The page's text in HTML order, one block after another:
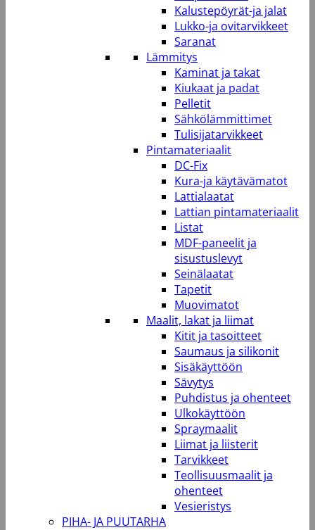
Kalustepöyrät-ja jalat
Lukko-ja ovitarvikkeet
Saranat
Lämmitys
Kaminat ja takat
Kiukaat ja padat
Pelletit
Sähkölämmittimet
Tulisijatarvikkeet
Pintamateriaalit
DC-Fix
Kura-ja käytävämatot
Lattialaatat
Lattian pintamateriaalit
Listat
MDF-paneelit ja
sisustuslevyt
Seinälaatat
Tapetit
Muovimatot
Maalit, lakat ja liimat
Kitit ja tasoitteet
Saumaus ja silikonit
Sisäkäyttöön
Sävytys
Puhdistus ja ohenteet
Ulkokäyttöön
Spraymaalit
Liimat ja liisterit
Tarvikkeet
Teollisuusmaalit ja
ohenteet
Vesieristys
PIHA- JA PUUTARHA